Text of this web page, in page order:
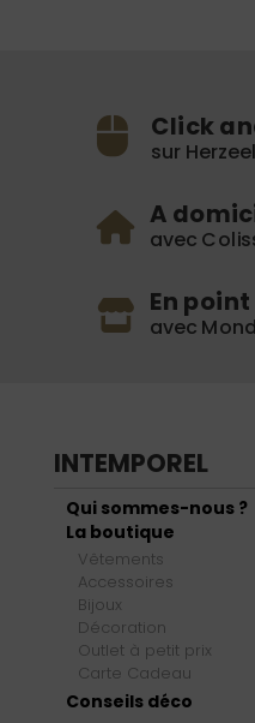
Click
sur
A
avec
En
avec
INTEMPOREL
Qui sommes-nous ?
La boutique
Vêtements
Accessoires
Bijoux
Décoration
Outlet à petit prix
Carte Cadeau
Conseils déco